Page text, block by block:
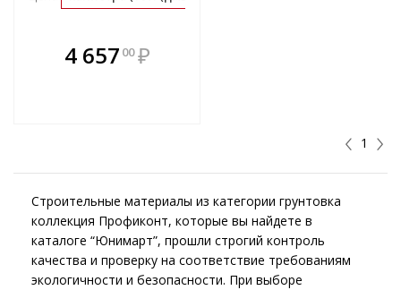
4 657 00 ₽
1
Строительные материалы из категории грунтовка
коллекция Профиконт, которые вы найдете в
каталоге “Юнимарт”, прошли строгий контроль
качества и проверку на соответствие требованиям
экологичности и безопасности. При выборе